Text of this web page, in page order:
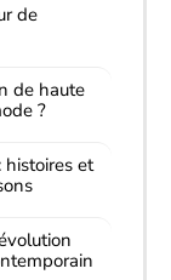
de
de haute
?
histoires et